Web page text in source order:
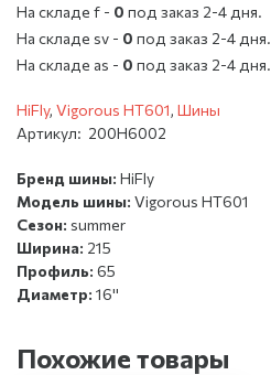
На складе f - 0 под заказ 2-4 дня.
На складе sv - 0 под заказ 2-4 дня.
На складе as - 0 под заказ 2-4 дня.
HiFly, Vigorous HT601, Шины
Артикул: 200H6002
Бренд шины: HiFly
Модель шины: Vigorous HT601
Сезон: summer
Ширина: 215
Профиль: 65
Диаметр: 16''
Похожие товары